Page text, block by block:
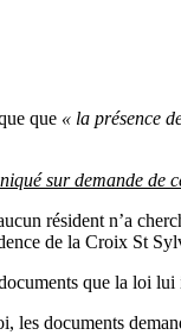
que « la présence
sur demande de
résident n’a
de la Croix St
que la loi lui
documents